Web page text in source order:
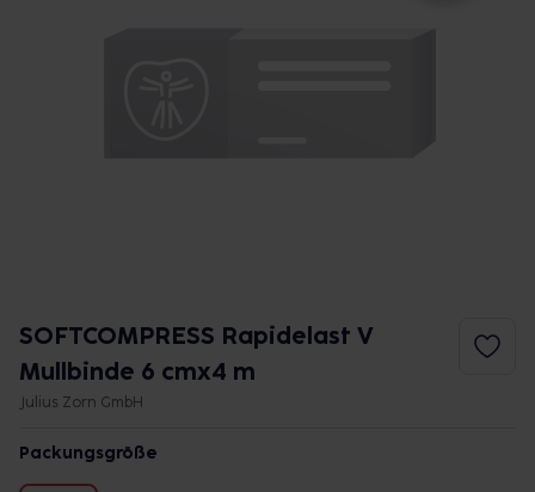
SOFTCOMPRESS Rapidelast V
Mullbinde 6 cmx4 m
Julius Zorn GmbH
Packungsgröße